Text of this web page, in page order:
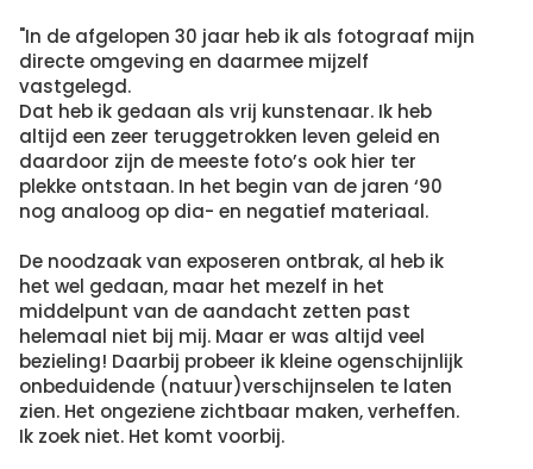
"In de afgelopen 30 jaar heb ik als fotograaf mijn
directe omgeving en daarmee mijzelf
vastgelegd.
Dat heb ik gedaan als vrij kunstenaar. Ik heb
altijd een zeer teruggetrokken leven geleid en
daardoor zijn de meeste foto’s ook hier ter
plekke ontstaan. In het begin van de jaren ‘90
nog analoog op dia- en negatief materiaal.
De noodzaak van exposeren ontbrak, al heb ik
het wel gedaan, maar het mezelf in het
middelpunt van de aandacht zetten past
helemaal niet bij mij. Maar er was altijd veel
bezieling! Daarbij probeer ik kleine ogenschijnlijk
onbeduidende (natuur)verschijnselen te laten
zien. Het ongeziene zichtbaar maken, verheffen.
Ik zoek niet. Het komt voorbij.